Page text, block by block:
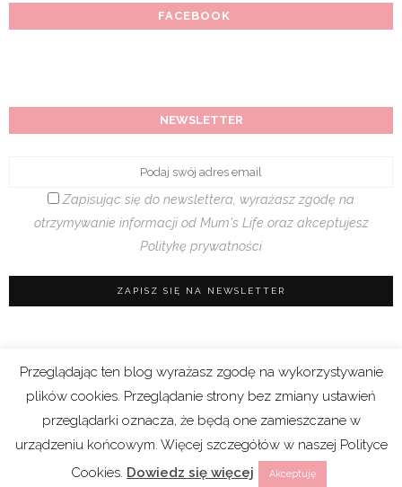
FACEBOOK
NEWSLETTER
Zapisując się do newslettera, wyrażasz zgodę na
otrzymywanie informacji od Mum's Life oraz akceptujesz
Politykę prywatności
Regulamin sklepu |Polityka prywatności (RODO)
|Cookies
Copyright 2021 © Mum’s Life. We współpracy z
Przeglądając ten blog wyrażasz zgodę na wykorzystywanie
plików cookies. Przeglądanie strony bez zmiany ustawień
przeglądarki oznacza, że będą one zamieszczane w
urządzeniu końcowym. Więcej szczegółów w naszej Polityce
Cookies. Dowiedz się więcej Akceptuję